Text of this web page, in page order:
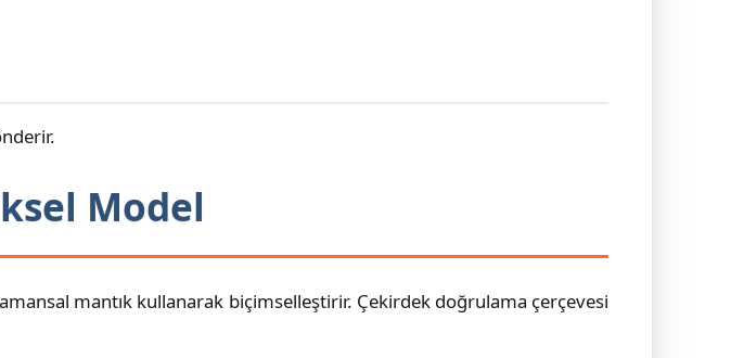
Model
mantık kullanarak biçimselleştirir. Çekirdek doğrulama çerçevesi